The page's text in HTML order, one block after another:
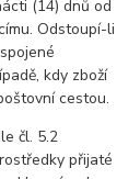
(14) dnů od
Odstoupí-li
kdy zboží
cestou.
čl. 5.2
přijaté